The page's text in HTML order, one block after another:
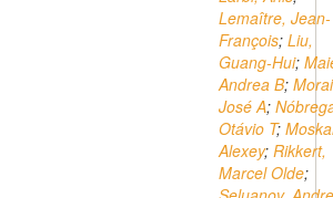
Lemaître, Jean-
François; Liu,
Guang-Hui;
Andrea B;
José A;
Otávio T;
Alexey; Rikkert,
Marcel Olde;